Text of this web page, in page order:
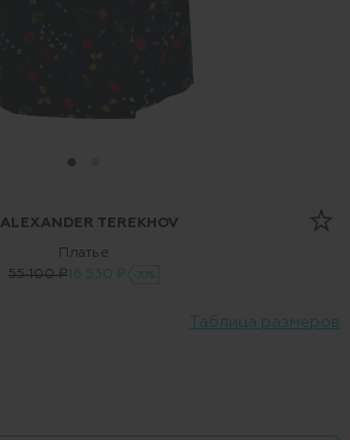
ALEXANDER TEREKHOV
Платье
55 100 ₽ 16 530 ₽ -70%
Таблица размеров